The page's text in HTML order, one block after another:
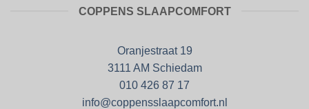
COPPENS SLAAPCOMFORT
Oranjestraat 19
3111 AM Schiedam
010 426 87 17
info@coppensslaapcomfort.nl